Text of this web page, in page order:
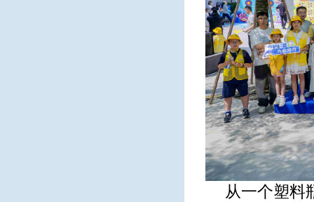
从一个塑料